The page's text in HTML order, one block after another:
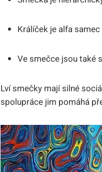
Králíček je alfa samec
Ve smečce jsou také
Lví smečky mají silné
spolupráce jim pomáhá